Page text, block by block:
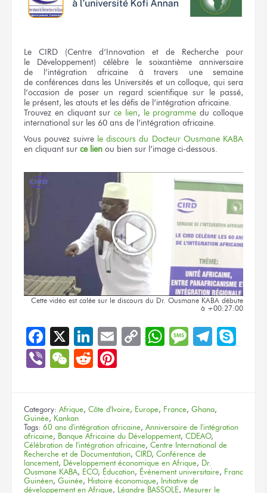
Le CIRD (Centre d’Innovation et de Recherche pour
le Développement) célèbre le soixantième anniversaire
de l’intégration africaine à travers
une semaine
de conférences dans les Universités et un colloque, qui sera
l’occasionde poser un regard scientifiquesur le passé,
le présent, les atouts et les défis de l’intégration africaine.
Trouvez en cliquant surce lien, le programme du colloque
international sur les 60 ans de l’intégration africaine.
Vous pouvez suivre le discours du Docteur Ousmane KABA
en cliquant sur ce lien ou bien sur l’image ci-dessous.
Cette vidéo est calée sur le discours du Dr. Ousmane KABA débute
à +00:27:00
Facebook
X LinkedIn
EmailCopyWhatsApp
Message
ViberWeChat
Reddit
Category: Afrique, Côte d'Ivoire, Europe, France, Ghana,
Guinée, Kankan
Tags: 60 ans d'intégration africaine, Anniversaire de l'intégration
africaine, Banque Africaine du Développement, CDEAO,
Célébration de l'intégration africaine, Centre International de
Recherche et de Documentation, CIRD, Conférence de
lancement, Développement économique en Afrique, Dr.
Ousmane KABA, ECO, Éducation, Événement universitaire, Franc
Guinéen, Guinée, Histoire économique, Initiative de
développement en Afrique, Léandre BASSOLE, Mesurer le